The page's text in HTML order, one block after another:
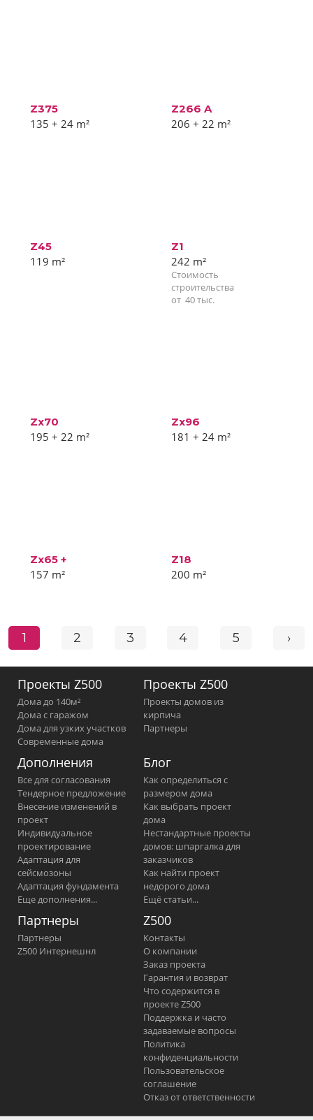
Z375
135 + 24 m²
Z266 A
206 + 22 m²
Z45
119 m²
Z1
242 m²
Стоимость
строительства
от 40тыс.
Zx70
195 + 22 m²
Zx96
181 + 24 m²
Zx65 +
157 m²
Z18
200 m²
1 2 3 4 5 ›
Проекты Z500
Дома до 140м²
Дома с гаражом
Дома для узких участков
Современные дома
Проекты Z500
Проекты домов из
кирпича
Партнеры
Дополнения
Все для согласования
Тендерное предложение
Внесение изменений в
проект
Индивидуальное
проектирование
Адаптация для
сейсмозоны
Адаптация фундамента
Еще дополнения...
Блог
Как определиться с
размером дома
Как выбрать проект
дома
Нестандартные проекты
домов: шпаргалка для
заказчиков
Как найти проект
недорого дома
Ещё статьи...
Партнеры
Партнеры
Z500 Интернешнл
Z500
Контакты
О компании
Заказ проекта
Гарантия и возврат
Что содержится в
проекте Z500
Поддержка и часто
задаваемые вопросы
Политика
конфиденциальности
Пользовательское
соглашение
Отказ от ответственности